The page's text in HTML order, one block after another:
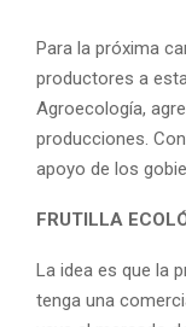
Para la próxima
productores a
Agroecología,
producciones.
apoyo de los
FRUTILLA
La idea es que la
tenga una